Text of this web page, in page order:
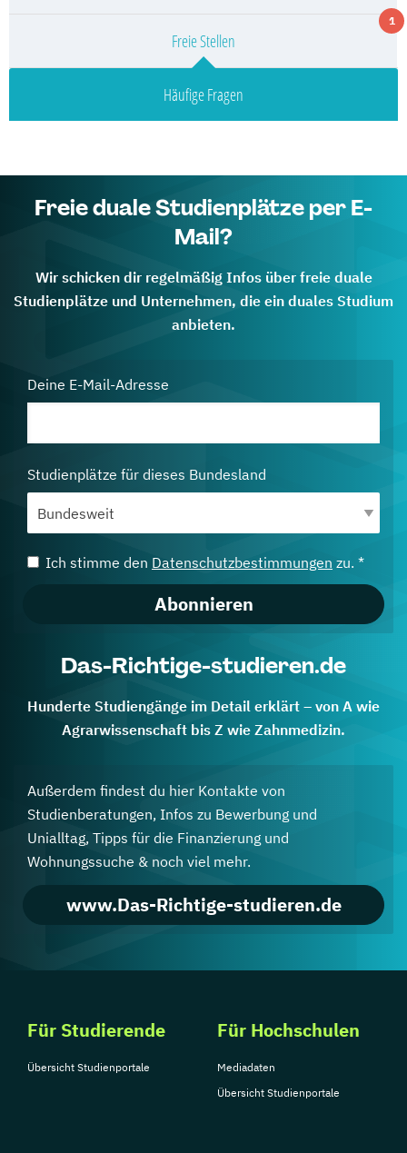
1
Freie Stellen
Häufige Fragen
Freie duale Studienplätze per E-
Mail?
Wir schicken dir regelmäßig Infos über freie duale
Studienplätze und Unternehmen, die ein duales Studium
anbieten.
Deine E-Mail-Adresse
Studienplätze für dieses Bundesland
Ich stimme den Datenschutzbestimmungen zu. *
Abonnieren
Das-Richtige-studieren.de
Hunderte Studiengänge im Detail erklärt – von A wie
Agrarwissenschaft bis Z wie Zahnmedizin.
Außerdem findest du hier Kontakte von
Studienberatungen, Infos zu Bewerbung und
Unialltag, Tipps für die Finanzierung und
Wohnungssuche & noch viel mehr.
www.Das-Richtige-studieren.de
Für Studierende
Übersicht Studienportale
Für Hochschulen
Mediadaten
Übersicht Studienportale